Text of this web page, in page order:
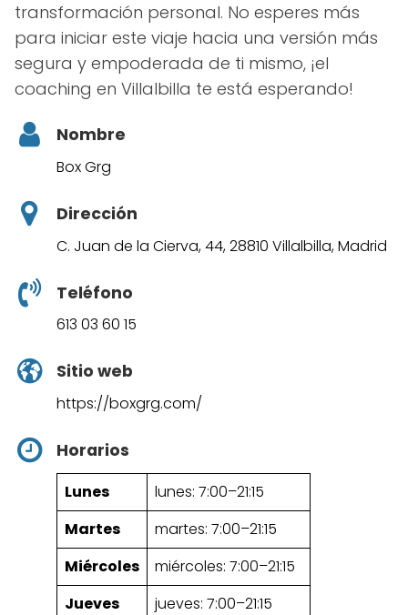
transformación personal. No esperes más
para iniciar este viaje hacia una versión más
segura y empoderada de ti mismo, ¡el
coaching en Villalbilla te está esperando!
Nombre
Box Grg
Dirección
C. Juan de la Cierva, 44, 28810 Villalbilla, Madrid
Teléfono
613 03 60 15
Sitio web
https://boxgrg.com/
Horarios
Lunes
lunes: 7:00–21:15
Martes
martes: 7:00–21:15
Miércoles
miércoles: 7:00–21:15
Jueves
jueves: 7:00–21:15